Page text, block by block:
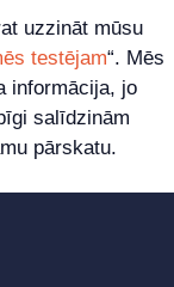
uzzināt mūsu
testējam“. Mēs
informācija, jo
salīdzinām
pārskatu.